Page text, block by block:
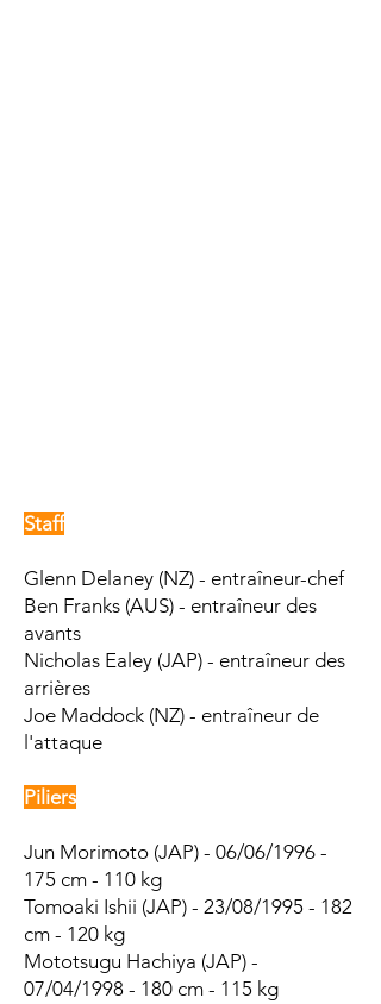
Staff
Glenn Delaney (NZ) - entraîneur-chef
Ben Franks (AUS) - entraîneur des
avants
Nicholas Ealey (JAP) - entraîneur des
arrières
Joe Maddock (NZ) - entraîneur de
l'attaque
Piliers
Jun Morimoto (JAP) - 06/06/1996 -
175 cm - 110 kg
Tomoaki Ishii (JAP) - 23/08/1995 - 182
cm - 120 kg
Mototsugu Hachiya (JAP) -
07/04/1998 - 180 cm - 115 kg